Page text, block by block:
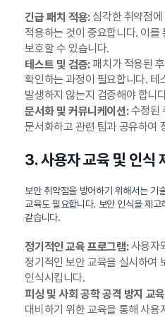
긴급 패치 적용:심각한 취약점에
적용하는 것이 중요합니다. 이를
보호할 수 있습니다.
테스트 및 검증:패치가 적용된
확인하는 과정이 필요합니다. 테
발생하지 않는지 검증해야 합니
문서화 및 커뮤니케이션:수정된
문서화하고 관련 팀과 공유하여
3. 사용자 교육 및 인식
보안 취약점을 방어하기 위해서는 기
교육도 필요합니다. 보안 인식을 제
같습니다.
정기적인 교육 프로그램:사용자
정기적인 보안 교육을 실시하여
인식시킵니다.
피싱 및 사회 공학 공격 방지 교
대비하기 위한 교육을 통해 사용